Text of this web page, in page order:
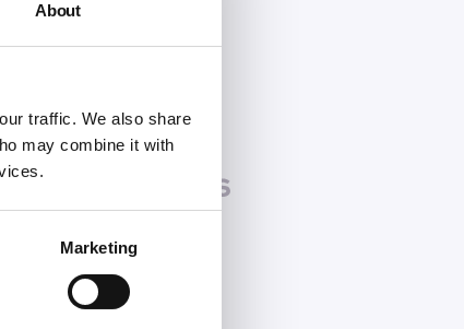
About
traffic. We also share
may combine it with
Marketing